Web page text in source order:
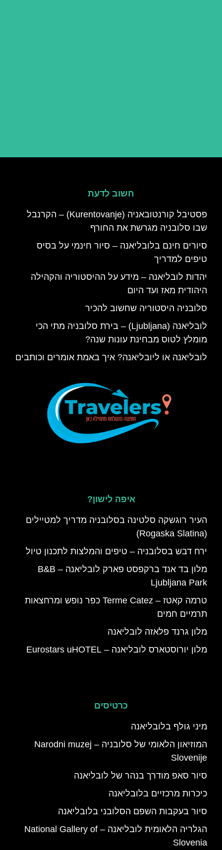
חשוב לדעת
פסטיבל קורנטובאניה (Kurentovanje) – הקרנבל
שבו סלובניה מגרשת את החורף
סיורים חינם בלובליאנה – סיור חינמי על בסיס
טיפים למדריך
יהדות לובליאנה – מידע על ההיסטוריה והקהילה
היהודית מאז ועד היום
סלובניה היסטוריה שחשוב להכיר
לובליאנה (Ljubljana) – בירת סלובניה מתי הכי
מומלץ לטוס מבחינת עונות שנה?
לובליאנה או ליובליאנה? איך באמת אומרים וכותבים
איפה לישון?
העיר רוגשקה סלטינה בסלובניה מדריך למטיילים
(Rogaska Slatina)
ירח דבש בסלובניה – טיפים והמלצות לתכנון טיול
מלון בד אנד ברקפסט פארק לובליאנה – B&B
Ljubljana Park
טרמה קאטז – Terme Catez כפר נופש ומרחצאות
תרמיים חמים
מלון גרנד פלאזה לובליאנה
מלון יורוסטארס לובליאנה – Eurostars uHOTEL
כרטיסים
מיני גולף בלובליאנה
המוזיאון הלאומי של סלובניה – Narodni muzej
Slovenije
סיור סאפ מודרך בנהר של לובליאנה
כיכרות מרכזיים בלובליאנה
סיור בעקבות השפם הסלובני בלובליאנה
הגלריה הלאומית לובליאנה – National Gallery of
Slovenia